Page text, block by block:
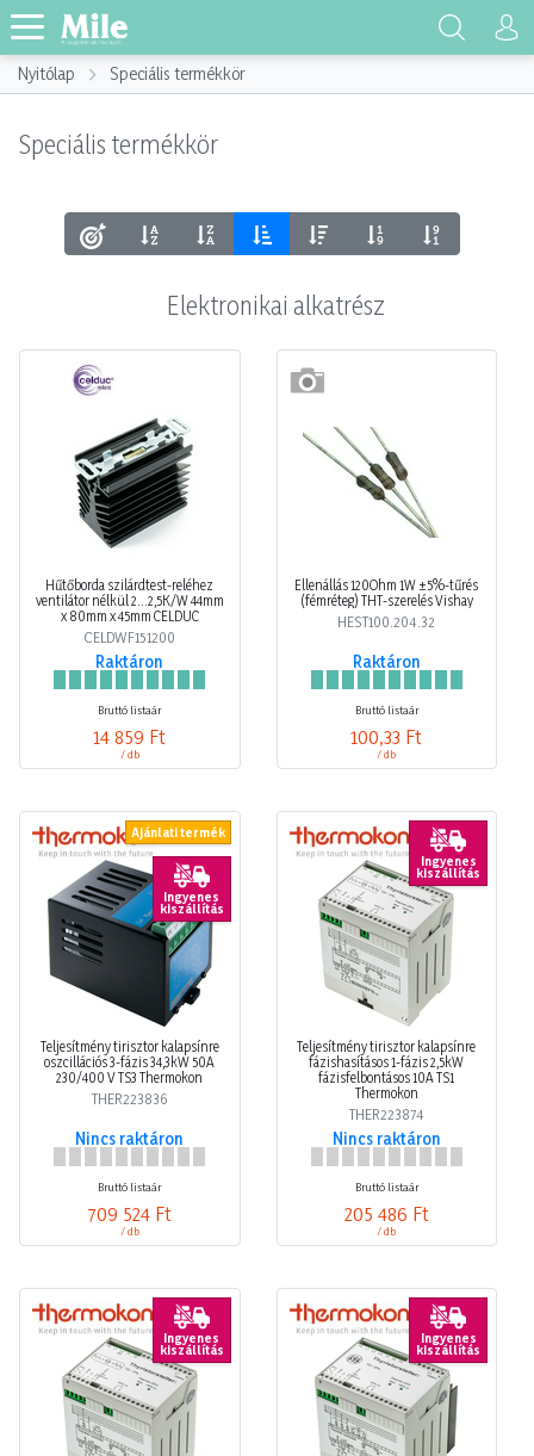
Nyitólap Speciális termékkör
Speciális termékkör
Elektronikai alkatrész
Hűtőborda szilárdtest-reléhez
ventilátor nélkül 2...2,5K/W 44mm
x 80mm x 45mm CELDUC
CELDWF151200
Raktáron
Bruttó listaár
14 859 Ft
/ db
Ellenállás 120Ohm 1W ±5%-tűrés
(fémréteg) THT-szerelés Vishay
HEST100.204.32
Raktáron
Bruttó listaár
100,33 Ft
/ db
Ajánlati termék
Ingyenes
kiszállítás
Teljesítmény tirisztor kalapsínre
oszcillációs 3-fázis 34,3kW 50A
230/400 V TS3 Thermokon
THER223836
Nincs raktáron
Bruttó listaár
709 524 Ft
/ db
Ingyenes
kiszállítás
Teljesítmény tirisztor kalapsínre
fázishasításos 1-fázis 2,5kW
fázisfelbontásos 10A TS1
Thermokon
THER223874
Nincs raktáron
Bruttó listaár
205 486 Ft
/ db
Ingyenes
kiszállítás
Ingyenes
kiszállítás